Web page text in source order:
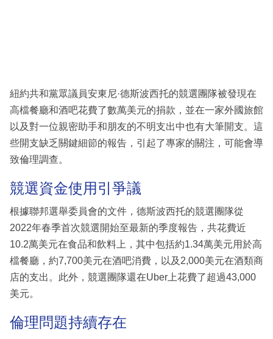
區
紐約共和黨眾議員安東尼·德斯波西托的競選團隊被發現在
高檔餐廳和酒吧花費了數萬美元的捐款，並在一家外國旅館
以及對一位親密助手和朋友的不明支出中也有大筆開支。這
些開支缺乏關鍵細節的報告，引起了專家的關注，可能會導
致倫理調查。
競選資金使用引爭議
根據聯邦選舉委員會的文件，德斯波西托的競選團隊從
2022年春季首次競選開始至最新的季度報告，共花費近
10.2萬美元在食品和飲料上，其中包括約1.34萬美元用於高
檔餐廳，約7,700美元在酒吧消費，以及2,000美元在酒類商
店的支出。此外，競選團隊還在Uber上花費了超過43,000
美元。
倫理問題持續存在